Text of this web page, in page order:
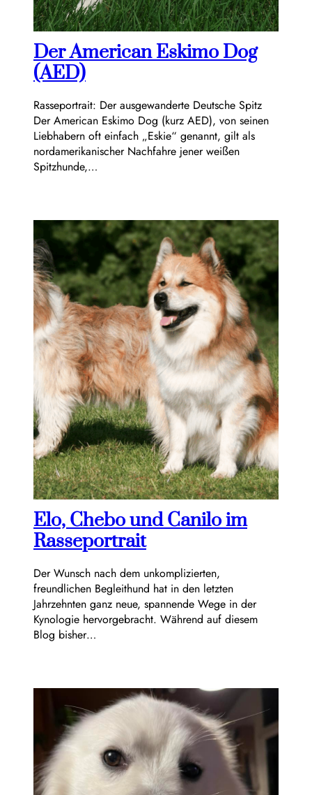
Der American Eskimo Dog
(AED)
Rasseportrait: Der ausgewanderte Deutsche Spitz
Der American Eskimo Dog (kurz AED), von seinen
Liebhabern oft einfach „Eskie“ genannt, gilt als
nordamerikanischer Nachfahre jener weißen
Spitzhunde,…
Elo, Chebo und Canilo im
Rasseportrait
Der Wunsch nach dem unkomplizierten,
freundlichen Begleithund hat in den letzten
Jahrzehnten ganz neue, spannende Wege in der
Kynologie hervorgebracht. Während auf diesem
Blog bisher…